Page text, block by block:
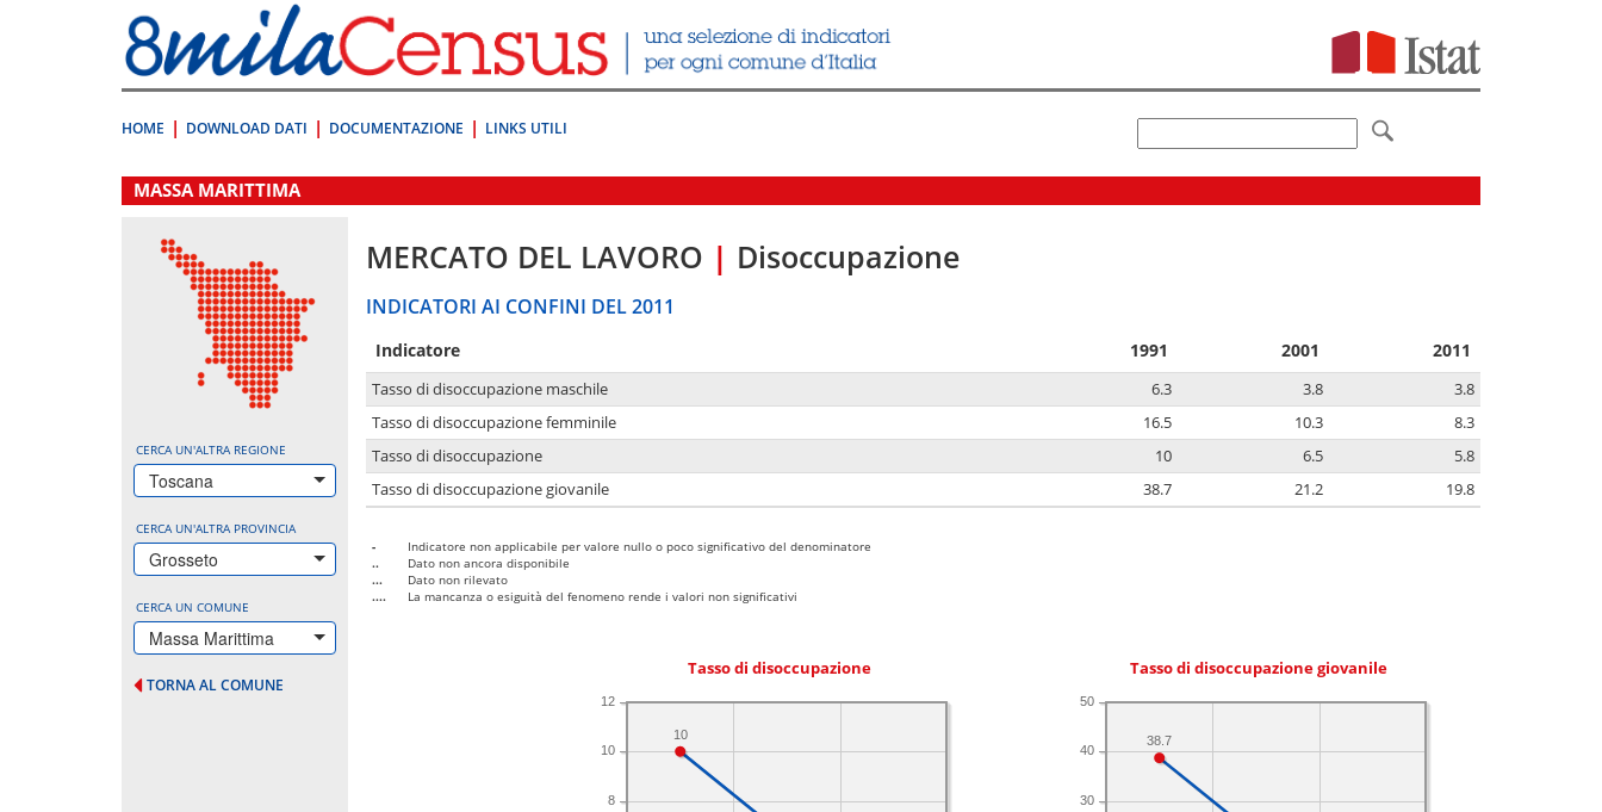
direttamente
a:
Contenuto
HOME DOWNLOAD DATI DOCUMENTAZIONE LINKS UTILI
.
MASSA MARITTIMA
CERCA UN'ALTRA REGIONE
Toscana
CERCA UN'ALTRA PROVINCIA
Grosseto
CERCA UN COMUNE
Massa Marittima
TORNA AL COMUNE
MERCATO DEL LAVORO | Disoccupazione
INDICATORI AI CONFINI DEL 2011
Indicatore 1991 2001 2011
Tasso di disoccupazione maschile 6.3 3.8
3.8
Tasso di disoccupazione femminile
16.5 10.3
8.3
Tasso di disoccupazione
10 6.5
5.8
Tasso di disoccupazione giovanile
38.7 21.2 19.8
-
Indicatore non applicabile per valore nullo o poco significativo del denominatore
..
Dato non ancora disponibile
...
Dato non rilevato
....
La mancanza o esiguità del fenomeno rende i valori non significativi
Tasso di disoccupazione
8
10
12
10
Tasso di disoccupazione giovanile
30
40
50
38.7